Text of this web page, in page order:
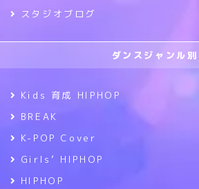
スタジオブログ
ダンスジャンル別
Kids 育成 HIPHOP
BREAK
K-POP Cover
Girls’ HIPHOP
HIPHOP